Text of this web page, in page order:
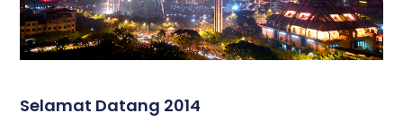
Selamat Datang 2014